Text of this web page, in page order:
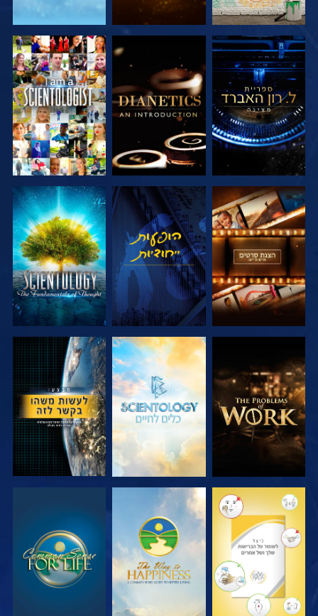
בדוק את הסדרה בדוק את הסדרה צפה
בדוק את הסדרה צפה בדוק את הסדרה
בדוק את הסדרה בדוק את הסדרה צפה
צפה צפה צפה